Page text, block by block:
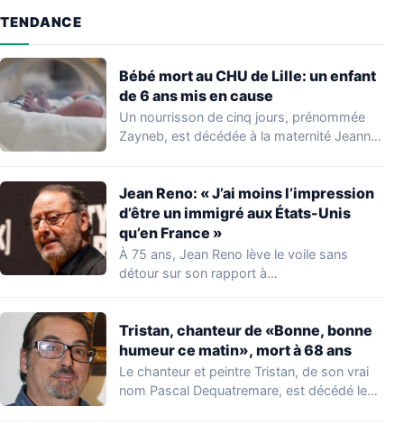
TENDANCE
Bébé mort au CHU de Lille: un enfant
de 6 ans mis en cause
Un nourrisson de cinq jours, prénommée
Zayneb, est décédée à la maternité Jeanne
Jean Reno: « J’ai moins l’impression
d’être un immigré aux États-Unis
qu’en France »
À 75 ans, Jean Reno lève le voile sans
détour sur son rapport à…
Tristan, chanteur de «Bonne, bonne
humeur ce matin», mort à 68 ans
Le chanteur et peintre Tristan, de son vrai
nom Pascal Dequatremare, est décédé le…